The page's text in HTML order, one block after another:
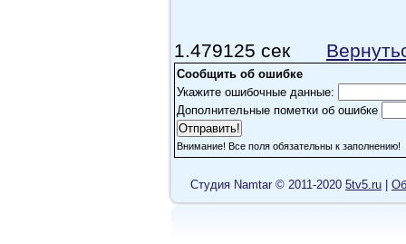
1.479125 сек
Сообщить об ошибке
Укажите ошибочные данные:
Дополнительные пометки об ошибке
Внимание! Все поля обязательны к заполнению!
Cтудия Namtar © 2011-2020 5tv5.ru